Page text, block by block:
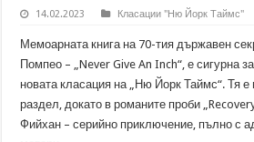
14.02.2023 Класации "Ню Йорк Таймс"
Мемоарната книга на 70-тия държавен
Помпео – „Never Give An Inch“, е сигурна
новата класация на „Ню Йорк Таймс“. Тя
раздел, докато в романите проби
Фийхан – серийно приключение, пълно с